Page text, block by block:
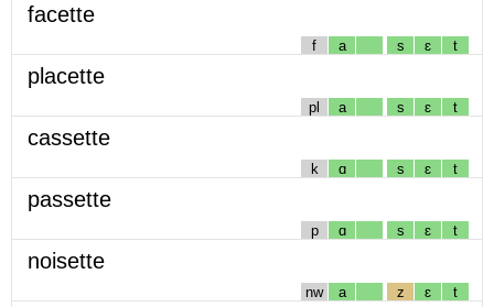
facette
f a s ɛ t
placette
pl a s ɛ t
cassette
k ɑ s ɛ t
passette
p ɑ s ɛ t
noisette
nw a z ɛ t